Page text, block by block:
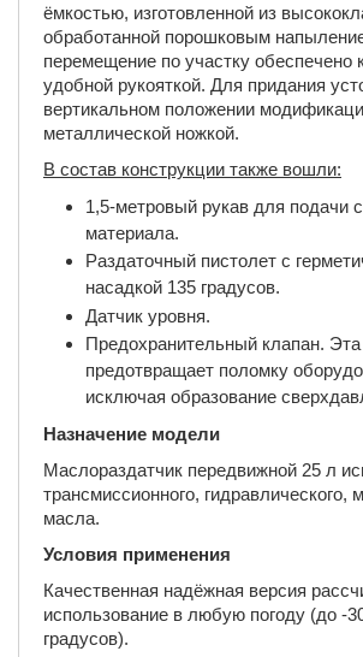
ёмкостью, изготовленной из
обработанной порошковым
перемещение по участку обеспечено
удобной рукояткой. Для придания
вертикальном положении
металлической ножкой.
В состав конструкции также вошли:
1,5-метровый рукав для подачи
материала.
Раздаточный пистолет с
насадкой 135 градусов.
Датчик уровня.
Предохранительный клапан.
предотвращает поломку
исключая образование
Назначение модели
Маслораздатчик передвижной 25 л
трансмиссионного, гидравлического,
масла.
Условия применения
Качественная надёжная версия
использование в любую погоду (до -
градусов).